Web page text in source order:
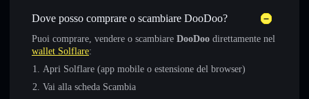
Dove posso comprare o scambiare DooDoo?
Puoi comprare, vendere o scambiare DooDoo direttamente nel
wallet Solflare:
Apri Solflare (app mobile o estensione del browser)
Vai alla scheda Scambia